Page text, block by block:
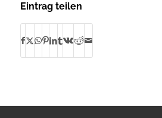
Eintrag teilen